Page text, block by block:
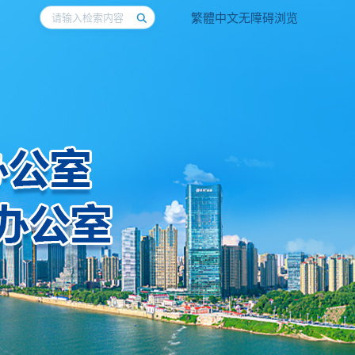
繁體中文无障碍浏览